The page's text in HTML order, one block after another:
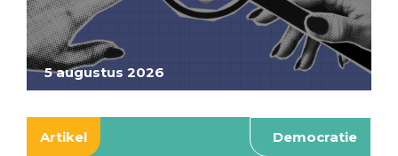
5 augustus 2026
Artikel Democratie